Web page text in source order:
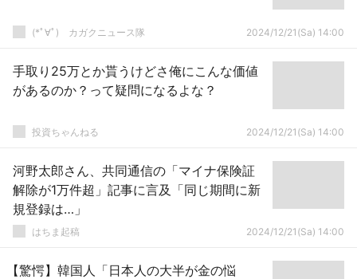
(*ﾟ∀ﾟ)ゞカガクニュース隊 2024/12/21(Sa) 14:00
手取り25万とか貰うけどさ俺にこんな価値
があるのか？って疑問になるよな？
投資ちゃんねる 2024/12/21(Sa) 14:00
河野太郎さん、共同通信の「マイナ保険証
解除が1万件超」記事に言及「同じ期間に新
規登録は…」
はちま起稿 2024/12/21(Sa) 14:00
【驚愕】韓国人「日本人の大半が金の悩